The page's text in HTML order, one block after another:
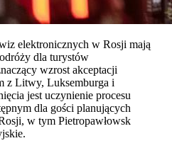
elektronicznych w Rosji mają
dla turystów
wzrost akceptacji
z Litwy, Luksemburga i
jest uczynienie procesu
dla gości planujących
w tym Pietropawłowsk